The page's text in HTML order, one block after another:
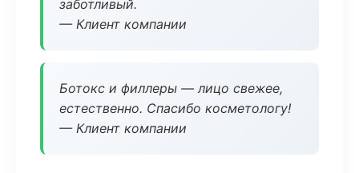
заботливый.
— Клиент компании
Ботокс и филлеры — лицо свежее,
естественно. Спасибо косметологу!
— Клиент компании